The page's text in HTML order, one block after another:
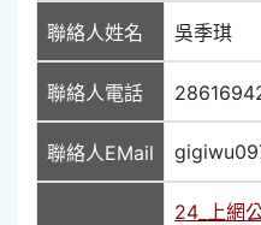
聯絡人姓名 吳季琪
聯絡人電話
聯絡人EMail
24_上網